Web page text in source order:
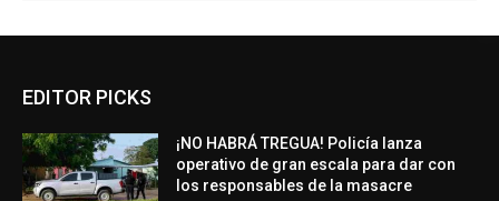
EDITOR PICKS
¡NO HABRÁ TREGUA! Policía lanza
operativo de gran escala para dar con
los responsables de la masacre